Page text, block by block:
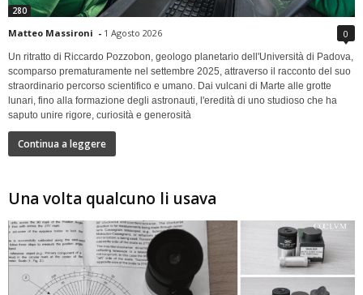
280
Matteo Massironi - 1 Agosto 2026 0
Un ritratto di Riccardo Pozzobon, geologo planetario dell'Università di Padova,
scomparso prematuramente nel settembre 2025, attraverso il racconto del suo
straordinario percorso scientifico e umano. Dai vulcani di Marte alle grotte
lunari, fino alla formazione degli astronauti, l'eredità di uno studioso che ha
saputo unire rigore, curiosità e generosità
Continua a leggere
Una volta qualcuno li usava